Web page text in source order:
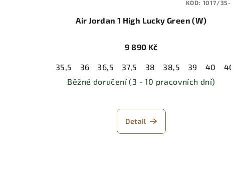
Air Jordan 1 High Lucky Green (W)
9 890 Kč
35,5 36 36,5 37,5 38 38,5 39 40 40,5
Běžné doručení (3 - 10 pracovních dní)
Detail
KÓD: 1017/35-